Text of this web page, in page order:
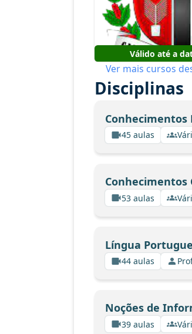
Válido até a
Ver mais cursos
Disciplinas
Conhecimentos
45 aulas
Conhecimentos
53 aulas
Língua
44 aulas
Noções de
39 aulas